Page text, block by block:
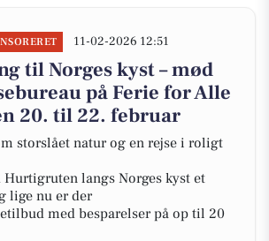
11-02-2026 12:51
til Norges kyst – mød
på Ferie for Alle
20. til 22. februar
storslået natur og en rejse i roligt
Hurtigruten langs Norges kyst et
lige nu er der
med besparelser på op til 20